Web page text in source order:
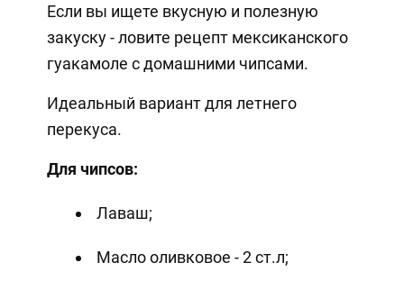
Если вы ищете вкусную и полезную
закуску - ловите рецепт мексиканского
гуакамоле с домашними чипсами.
Идеальный вариант для летнего
перекуса.
Для чипсов:
Лаваш;
Масло оливковое - 2 ст.л;